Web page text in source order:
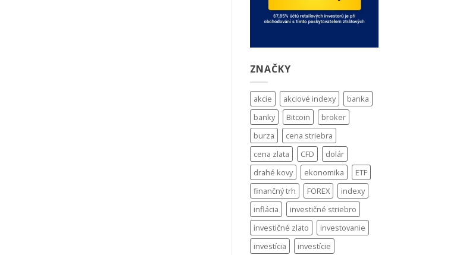
ZNAČKY
akcie akciové indexy
banka
banky
Bitcoin
broker
burza
cena striebra
cena zlata
CFD
dolár
drahé kovy
ekonomika
ETF
finančný trh
FOREX
indexy
inflácia
investičné striebro
investičné zlato
investovanie
investícia
investície